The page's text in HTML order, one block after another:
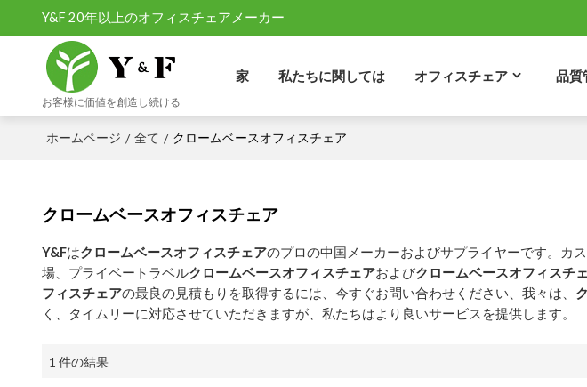
Y&F 20年以上のオフィスチェアメーカー
お客様に価値を創造し続ける
家 私たちに関しては オフィスチェア 品質
ホームページ / 全て / クロームベースオフィスチェア
クロームベースオフィスチェア
Y&Fはクロームベースオフィスチェアのプロの中国メーカーおよびサプライヤーです。カ
場、プライベートラベルクロームベースオフィスチェアおよびクロームベースオフィスチ
フィスチェアの最良の見積もりを取得するには、今すぐお問い合わせください、我々は、
く、タイムリーに対応させていただきますが、私たちはより良いサービスを提供します。
1 件の結果